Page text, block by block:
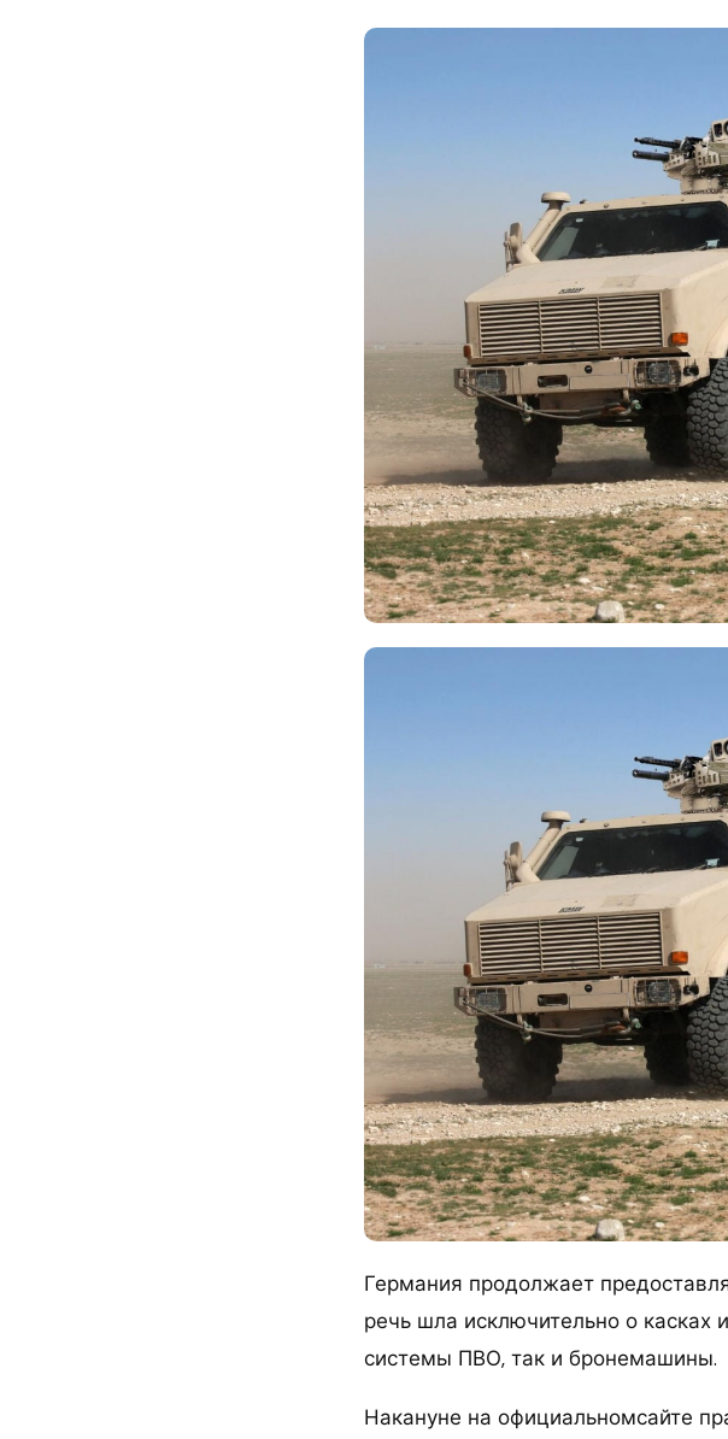
Германия продолжает
речь шла исключительно о касках
системы ПВО, так и бронемашины.
Накануне на официальномсайте